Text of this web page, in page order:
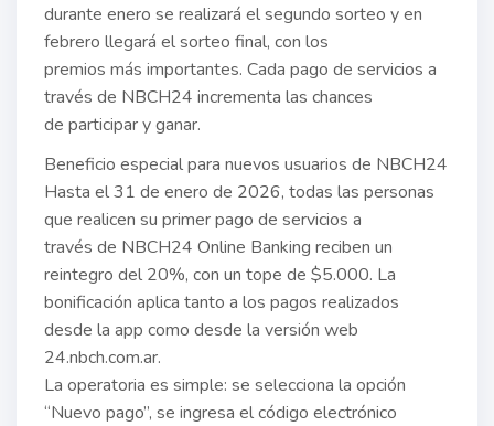
durante enero se realizará el segundo sorteo y en
febrero llegará el sorteo final, con los
premios más importantes. Cada pago de servicios a
través de NBCH24 incrementa las chances
de participar y ganar.
Beneficio especial para nuevos usuarios de NBCH24
Hasta el 31 de enero de 2026, todas las personas
que realicen su primer pago de servicios a
través de NBCH24 Online Banking reciben un
reintegro del 20%, con un tope de $5.000. La
bonificación aplica tanto a los pagos realizados
desde la app como desde la versión web
24.nbch.com.ar.
La operatoria es simple: se selecciona la opción
“Nuevo pago”, se ingresa el código electrónico